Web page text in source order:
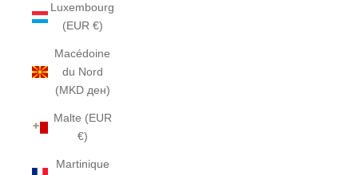
Luxembourg
(EUR €)
Macédoine
du Nord
(MKD ден)
Malte (EUR
€)
Martinique